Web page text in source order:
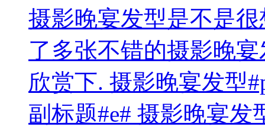
摄影晚宴发型是不是
了多张不错的摄影晚
欣赏下. 摄影晚宴发型
副标题#e# 摄影晚宴发